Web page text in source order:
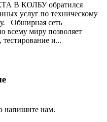
В КОЛБУ обратился
услуг по техническому
Обширная сеть
всему миру позволяет
тестирование и...
напишите нам.